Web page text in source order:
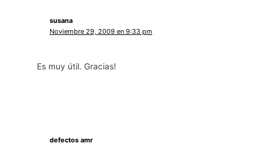
susana
Noviembre 29, 2009 en 9:33 pm
Es muy útil. Gracias!
defectos amr